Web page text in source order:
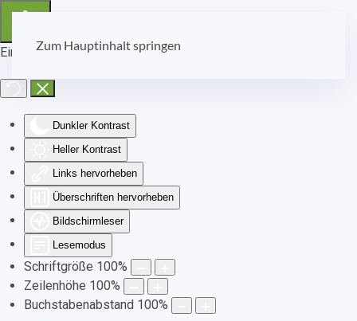
Eingabehilfen öffnen
Dunkler Kontrast
Heller Kontrast
Links hervorheben
Überschriften hervorheben
Bildschirmleser
Lesemodus
Schriftgröße 100%
Zeilenhöhe 100%
Buchstabenabstand 100%
Zum Hauptinhalt springen